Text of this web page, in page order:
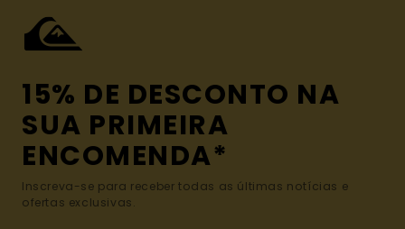
15% DE DESCONTO NA
SUA PRIMEIRA
ENCOMENDA*
Inscreva-se para receber todas as últimas notícias e
ofertas exclusivas.